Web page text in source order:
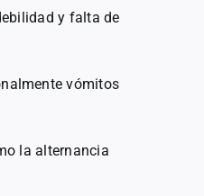
y falta de
vómitos
la alternancia